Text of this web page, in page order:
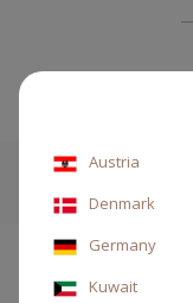
Austria
Denmark
Germany
Kuwait